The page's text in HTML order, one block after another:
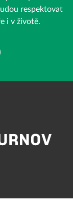
respektovat
i v životě.